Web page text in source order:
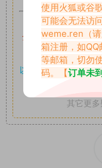
如果遇到付费才
全站付费素材可提供
以7z、7z分卷格式压
其它更
使用火狐或谷
可能会无法访
weme.ren （
箱注册，如
等邮箱，切勿
码。【订单未